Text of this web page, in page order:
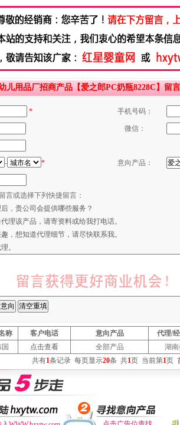
儿用品厂招商产品【爱之郎PC奶瓶8228C】留
* 手机号码：
微信：
- * 意向产品：
言或选择下列快捷留言：
，贵公司会提供哪些服务？
理该产品，请寄资料或给我打电话。
，想知道代理细节，请尽快联系我。
。
称 客户电话 意向产品 代理/
点击查看 全部产品 湖
共有1条记录 每页显示20条 共1页 当前第1页